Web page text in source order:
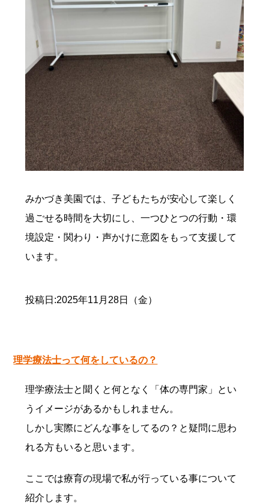
みかづき美園では、子どもたちが安心して楽しく
過ごせる時間を大切にし、一つひとつの行動・環
境設定・関わり・声かけに意図をもって支援して
います。
投稿日:2025年11月28日（金）
理学療法士って何をしているの？
理学療法士と聞くと何となく「体の専門家」とい
うイメージがあるかもしれません。
しかし実際にどんな事をしてるの？と疑問に思わ
れる方もいると思います。
ここでは療育の現場で私が行っている事について
紹介します。